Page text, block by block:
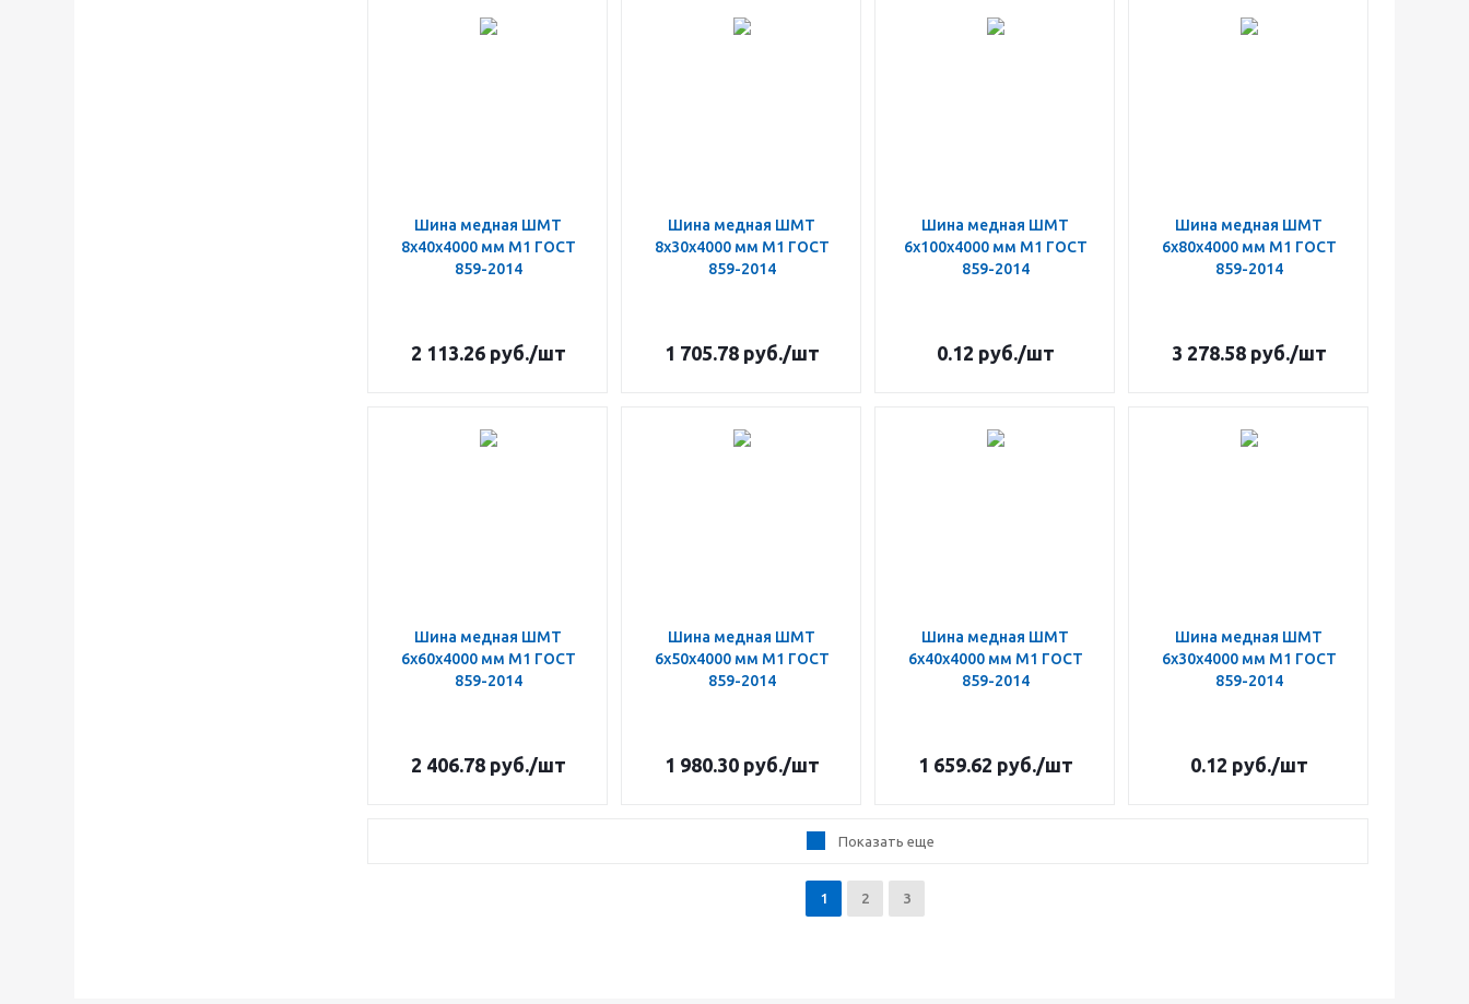
Шина медная ШМТ
8х40х4000 мм М1 ГОСТ
859-2014
2 113.26руб./шт
Шина медная ШМТ
8х30х4000 мм М1 ГОСТ
859-2014
1 705.78руб./шт
Шина медная ШМТ
6х100х4000 мм М1 ГОСТ
859-2014
0.12 руб./шт
Шина медная ШМТ
6х80х4000 мм М1 ГОСТ
859-2014
3 278.58руб./шт
Шина медная ШМТ
6х60х4000 мм М1 ГОСТ
859-2014
2 406.78руб./шт
Шина медная ШМТ
6х50х4000 мм М1 ГОСТ
859-2014
1 980.30руб./шт
Шина медная ШМТ
6х40х4000 мм М1 ГОСТ
859-2014
1 659.62 руб./шт
Шина медная ШМТ
6х30х4000 мм М1 ГОСТ
859-2014
0.12 руб./шт
Показать еще
1 2 3